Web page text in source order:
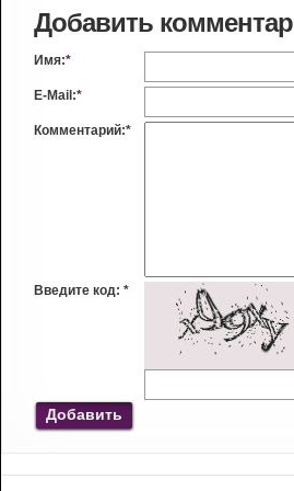
Добавить
Имя:*
E-Mail:*
Комментарий:*
Введите код: *
Добавить